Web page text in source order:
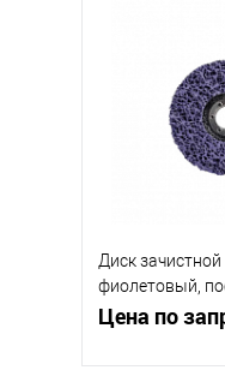
К сравнению
В избранное
Диск
фиолетовый,
диаметр 22,2
Цена по